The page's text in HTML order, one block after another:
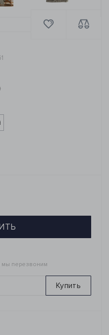
мы перезвоним
Купить